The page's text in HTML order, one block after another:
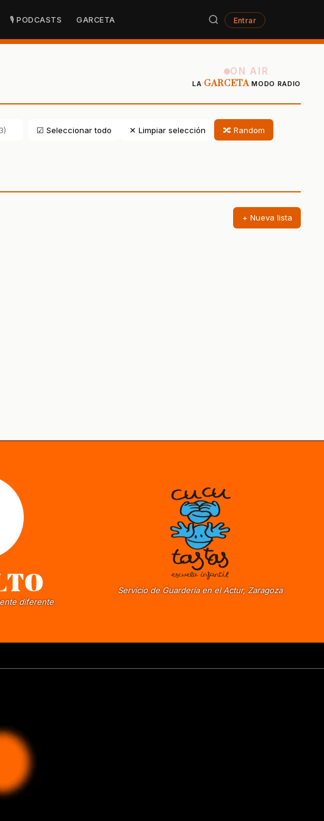
🎙 PODCASTS GARCETA Entrar
ON AIR
LA GARCETAMODO RADIO
☑ Seleccionar todo ✕ Limpiar selección 🔀 Random
+ Nueva lista
diferente
Servicio de Guardería en el Actur, Zaragoza